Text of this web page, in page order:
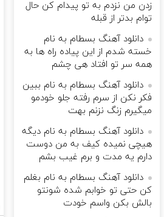
زدن من نزدم به تو پیدام کن حال
توام بدتر از قبله
دانلود آهنگ بسطام به نام
خسته شدم از این پیاده راه ها به
همه سر تو افتاد هی چشم
دانلود آهنگ بسطام به نام ببین
فکر نکن از سرم رفته جلو خودمو
میگیرم زنگ نزنم بهت
دانلود آهنگ بسطام به نام دیگه
هیچی نمیده کیف به من دوست
دارم یه مدت و برم غیب بشم
دانلود آهنگ بسطام به نام بغلم
کن حتی تو خوابم شده شونتو
بالش بکن واسم خودت